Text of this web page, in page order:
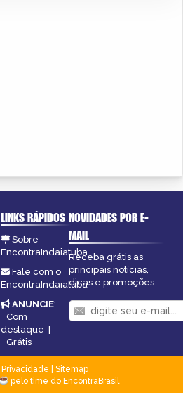
LINKS RÁPIDOS
Sobre
EncontraIndaiatuba
Fale com o
EncontraIndaiatuba
ANUNCIE:
Com
destaque |
Grátis
NOVIDADES POR E-
MAIL
Receba grátis as
principais notícias,
dicas e promoções
Privacidade
Sitemap
pelo time do EncontraBrasil